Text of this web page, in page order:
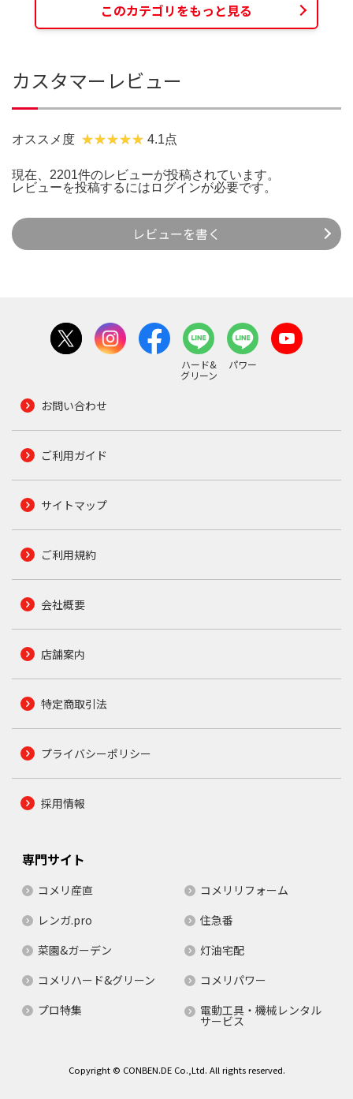
このカテゴリをもっと見る
カスタマーレビュー
オススメ度 4.1点
現在、2201件のレビューが投稿されています。
レビューを投稿するには ログインが必要です。
レビューを書く
ハード&
グリーン
パワー
お問い合わせ
ご利用ガイド
サイトマップ
ご利用規約
会社概要
店舗案内
特定商取引法
プライバシーポリシー
採用情報
専門サイト
コメリ産直
コメリリフォーム
レンガ.pro
住急番
菜園&ガーデン
灯油宅配
コメリハード&グリーン
コメリパワー
プロ特集
電動工具・機械レンタル
サービス
Copyright © CONBEN.DE Co.,Ltd. All rights reserved.